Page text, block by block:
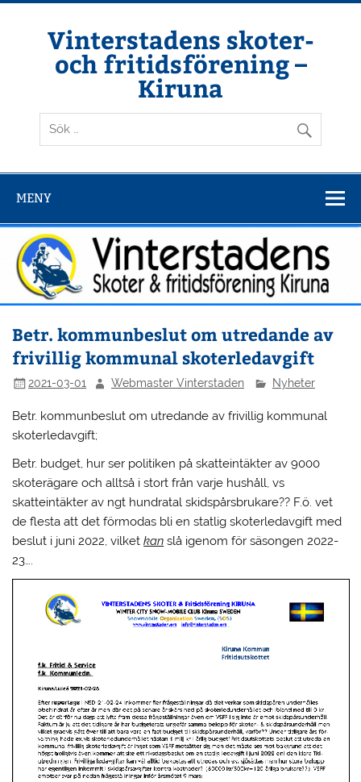
Hoppa
Vinterstadens skoter-
och fritidsförening –
Kiruna
Din ljuslykta i vintermörkret
MENY
Betr. kommunbeslut om utredande av
frivillig kommunal skoterledavgift
2021-03-01 Webmaster Vinterstaden Nyheter
Betr. kommunbeslut om utredande av frivillig kommunal
skoterledavgift;
Betr. budget, hur ser politiken på skatteintäkter av 9000
skoterägare och alltså i stort från varje hushåll, vs
skatteintäkter av ngt hundratal skidspårsbrukare?? F.ö. vet
de flesta att det förmodas bli en statlig skoterledavgift med
beslut i juni 2022, vilketkan slå igenom för säsongen 2022-
23….